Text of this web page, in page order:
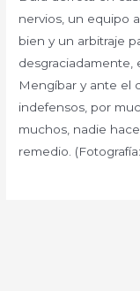
nervios, un equipo
bien y un arbitraje
desgraciadamente,
Mengíbar y ante el
indefensos, por
muchos, nadie
remedio.